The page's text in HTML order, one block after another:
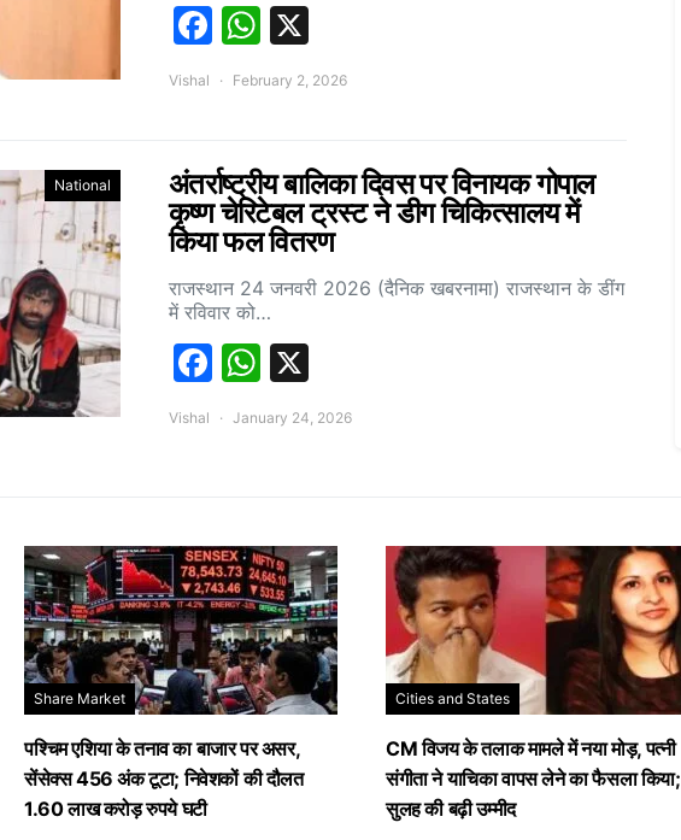
Facebook
WhatsApp
Vishal February 2, 2026
National
अंतर्राष्ट्रीय बालिका दिवस पर विनायक गोपाल
कृष्ण चेरिटेबल ट्रस्ट ने डीग चिकित्सालय में
किया फल वितरण
राजस्थान 24 जनवरी 2026 (दैनिक खबरनामा) राजस्थान के डींग
में रविवार को…
Facebook
WhatsApp
Vishal January 24, 2026
Share Market
पश्चिम एशिया के तनाव का बाजार पर असर,
सेंसेक्स 456 अंक टूटा; निवेशकों की दौलत
1.60 लाख करोड़ रुपये घटी
Cities and States
CM विजय के तलाक मामले में नया मोड़, पत्नी
संगीता ने याचिका वापस लेने का फैसला किया;
सुलह की बढ़ी उम्मीद